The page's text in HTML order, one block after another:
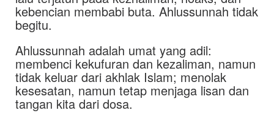
kebencian membabi buta. Ahlussunnah tidak
begitu.
Ahlussunnah adalah umat yang adil:
membenci kekufuran dan kezaliman, namun
tidak keluar dari akhlak Islam; menolak
kesesatan, namun tetap menjaga lisan dan
tangan kita dari dosa.